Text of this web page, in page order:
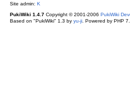
Site admin: K
PukiWiki 1.4.7Copyright © 2001-2006 PukiWiki
Based on "PukiWiki" 1.3 by yu-ji. Powered by PHP